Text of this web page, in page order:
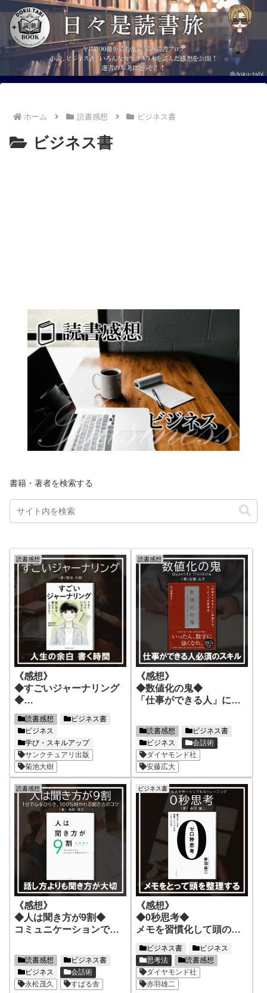
ホーム 読書感想 ビジネス書
ビジネス書
書籍・著者を検索する
読書感想
《感想》
◆すごいジャーナリング
◆
【完全解決】何を書く
の？がすっきり分かる！
読書感想
ビジネス書
ビジネス
学び・スキルアップ
サンクチュアリ出版
菊池大樹
読書感想
《感想》
◆数値化の鬼◆
「仕事ができる人」にな
読書感想
ビジネス書
ビジネス
会話術
ダイヤモンド社
安藤広大
読書感想
《感想》
◆人は聞き方が9割◆
コミュニケーションでは
の方が簡単で大切
読書感想
ビジネス書
ビジネス
会話術
永松茂久
すばる舎
ビジネス書
《感想》
◆0秒思考◆
メモを習慣化して頭の中
秒ビジネス書
ビジネス
思考法
読書感想
ダイヤモンド社
赤羽雄二